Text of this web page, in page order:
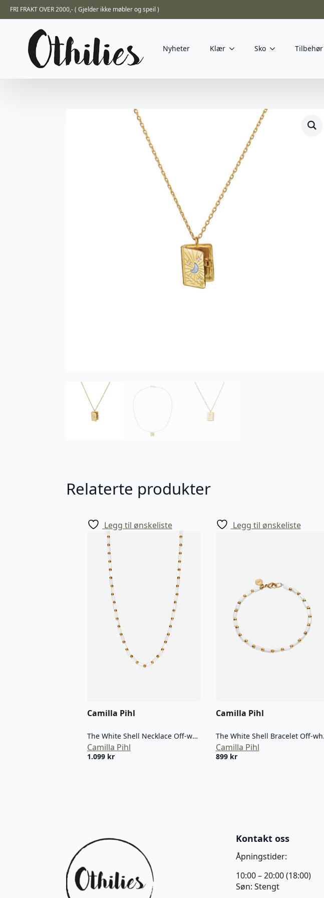
FRI FRAKT OVER 2000,- ( Gjelder ikke møbler og speil )
Nyheter Klær Sko Tilbehør
Relaterte produkter
Legg til ønskeliste
Camilla Pihl
The White Shell Necklace Off-white
Camilla Pihl
1.099 kr
Legg til ønskeliste
Camilla Pihl
Camilla Pihl
899 kr
Kontakt oss
Åpningstider:
10:00 – 20:00 (18:00)
Søn: Stengt